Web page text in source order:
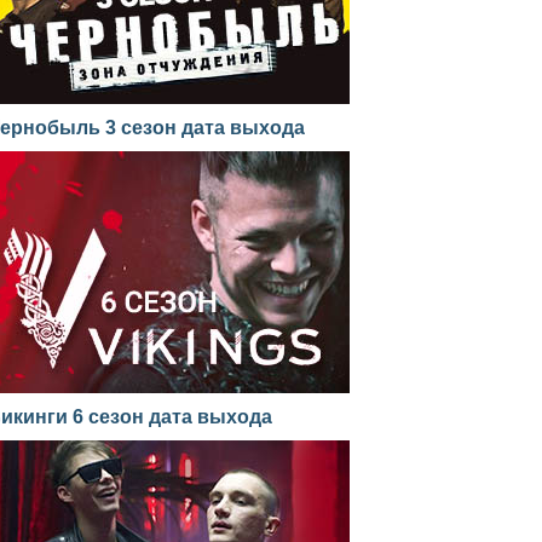
3 сезон дата выхода
6 сезон дата выхода